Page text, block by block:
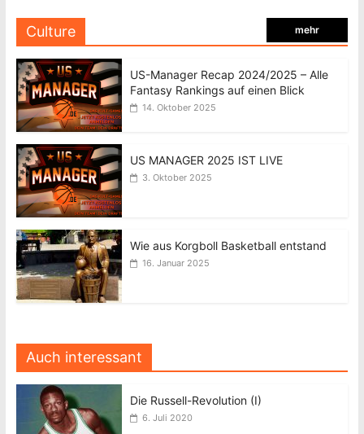
Culture mehr
US-Manager Recap 2024/2025 – Alle
Fantasy Rankings auf einen Blick
14. Oktober 2025
US MANAGER 2025 IST LIVE
3. Oktober 2025
Wie aus Korgboll Basketball entstand
16. Januar 2025
Auch interessant
Die Russell-Revolution (I)
6. Juli 2020